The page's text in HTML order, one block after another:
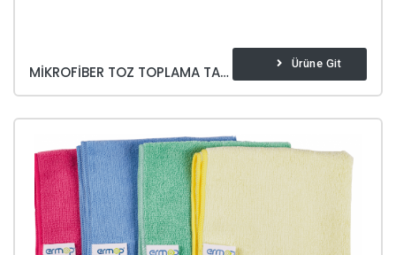
MIKROFIBER TOZ TOPLAMA TAKIM(VE YEDEK) Ürüne Git